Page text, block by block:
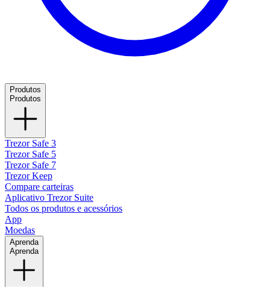
Produtos
Produtos
Trezor Safe 3
Trezor Safe 5
Trezor Safe 7
Trezor Keep
Compare carteiras
Aplicativo Trezor Suite
Todos os produtos e acessórios
App
Moedas
Aprenda
Aprenda